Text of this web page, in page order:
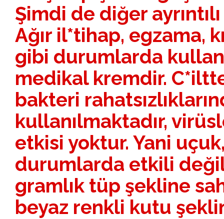
Şimdi de diğer
Ağır il*tihap, egzama,
gibi durumlarda
medikal kremdir.
bakteri
kullanılmaktadır,
etkisi yoktur. Yani
durumlarda etkili
gramlık tüp şekline
beyaz renkli kutu